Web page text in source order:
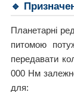
🔹
Планетарні
питомою
передавати
000 Нм
для: